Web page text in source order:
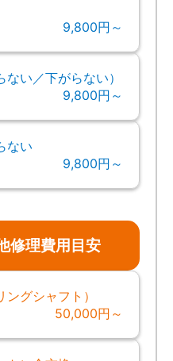
9,800円～
い／下がらない）
9,800円～
ない
9,800円～
修理費用目安
グシャフト）
50,000円～